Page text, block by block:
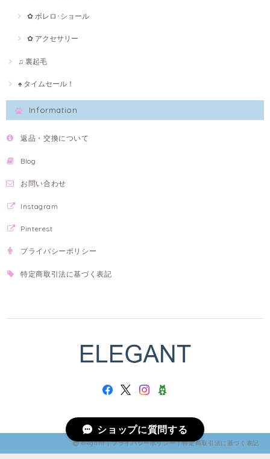
✿ ボレロ･ショール
✿ アクセサリー
♫ 裏起毛
♠ タイムセール！
Information
返品・交換について
Blog
お問い合わせ
Instagram
Pinterest
プライバシーポリシー
特定商取引法に基づく表記
elegant |プライバシーポリシー|特定商取引法に基づく表記
ショップに質問する